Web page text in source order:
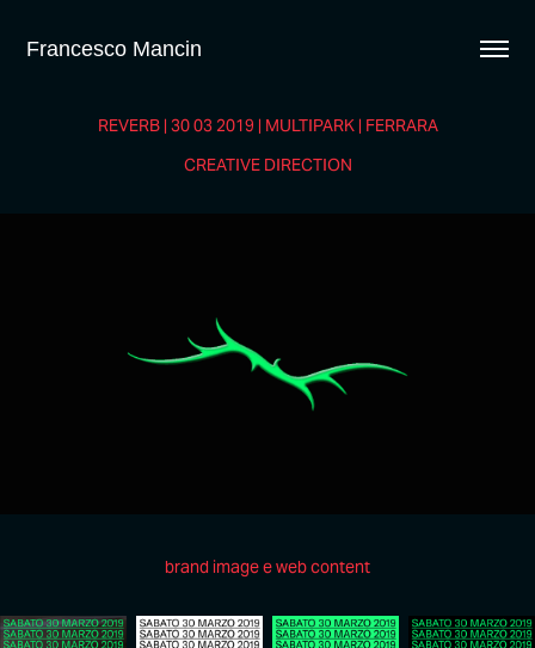
Francesco Mancin
REVERB | 30 03 2019 | MULTIPARK | FERRARA
CREATIVE DIRECTION
brand image e web content